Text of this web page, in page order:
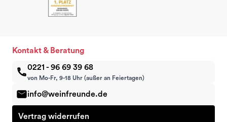
Kontakt & Beratung
0221 - 96 69 39 68
von Mo-Fr, 9-18 Uhr (außer an Feiertagen)
info@weinfreunde.de
Vertrag widerrufen